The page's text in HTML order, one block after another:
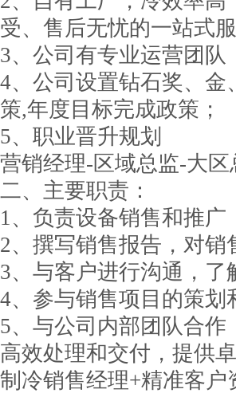
受、售后无忧的一站式
3、公司有专业运营团
4、公司设置钻石奖、
策,年度目标完成政策；
5、职业晋升规划
营销经理-区域总监-大
二、主要职责：
1、负责设备销售和推
2、撰写销售报告，对
3、与客户进行沟通，
4、参与销售项目的策
5、与公司内部团队合
高效处理和交付，提供
制冷销售经理+精准客户